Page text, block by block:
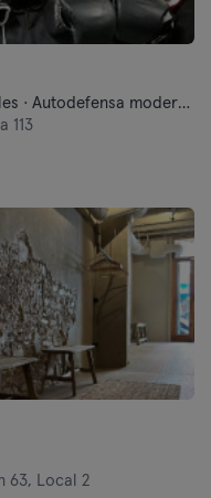
Artes marciales asiáticas tradicionales · Autodefensa moderna · Boxeo · Crosstraining · Entrenamiento funcional · Fitness · Hyrox · Lucha libre · Yoga
113
63, Local 2